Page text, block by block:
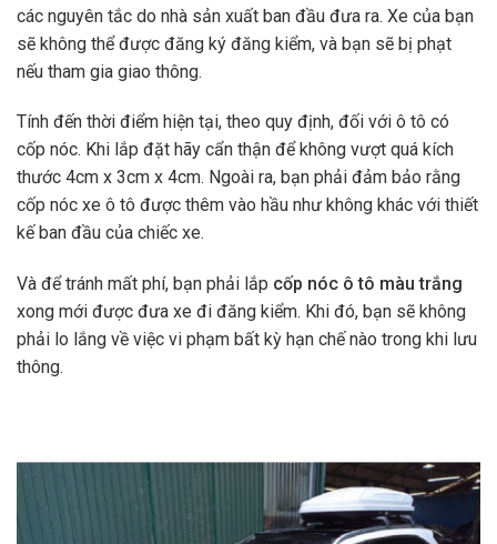
các nguyên tắc do nhà sản xuất ban đầu đưa ra. Xe của bạn
sẽ không thể được đăng ký đăng kiểm, và bạn sẽ bị phạt
nếu tham gia giao thông.
Tính đến thời điểm hiện tại, theo quy định, đối với ô tô có
cốp nóc. Khi lắp đặt hãy cẩn thận để không vượt quá kích
thước 4cm x 3cm x 4cm. Ngoài ra, bạn phải đảm bảo rằng
cốp nóc xe ô tô được thêm vào hầu như không khác với thiết
kế ban đầu của chiếc xe.
Và để tránh mất phí, bạn phải lắp cốp nóc ô tô màu trắng
xong mới được đưa xe đi đăng kiểm. Khi đó, bạn sẽ không
phải lo lắng về việc vi phạm bất kỳ hạn chế nào trong khi lưu
thông.